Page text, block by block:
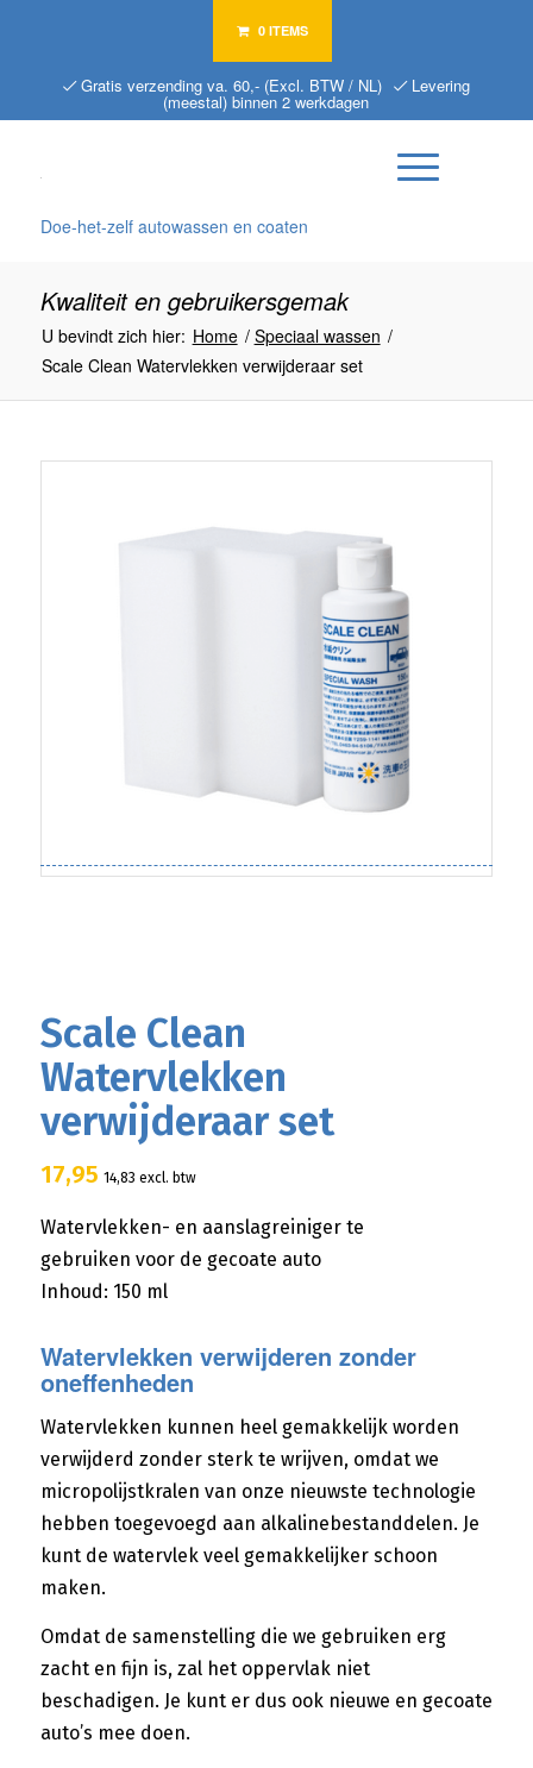
0 ITEMS
Gratis verzending va. 60,- (Excl. BTW / NL) Levering
(meestal) binnen 2 werkdagen
Doe-het-zelf autowassen en coaten
Kwaliteit en gebruikersgemak
U bevindt zich hier: Home / Speciaal wassen /
Scale Clean Watervlekken verwijderaar set
Scale Clean
Watervlekken
verwijderaar set
17,95 14,83 excl. btw
Watervlekken- en aanslagreiniger te
gebruiken voor de gecoate auto
Inhoud: 150 ml
Watervlekken verwijderen zonder
oneffenheden
Watervlekken kunnen heel gemakkelijk worden
verwijderd zonder sterk te wrijven, omdat we
micropolijstkralen van onze nieuwste technologie
hebben toegevoegd aan alkalinebestanddelen. Je
kunt de watervlek veel gemakkelijker schoon
maken.
Omdat de samenstelling die we gebruiken erg
zacht en fijn is, zal het oppervlak niet
beschadigen. Je kunt er dus ook nieuwe en gecoate
auto’s mee doen.